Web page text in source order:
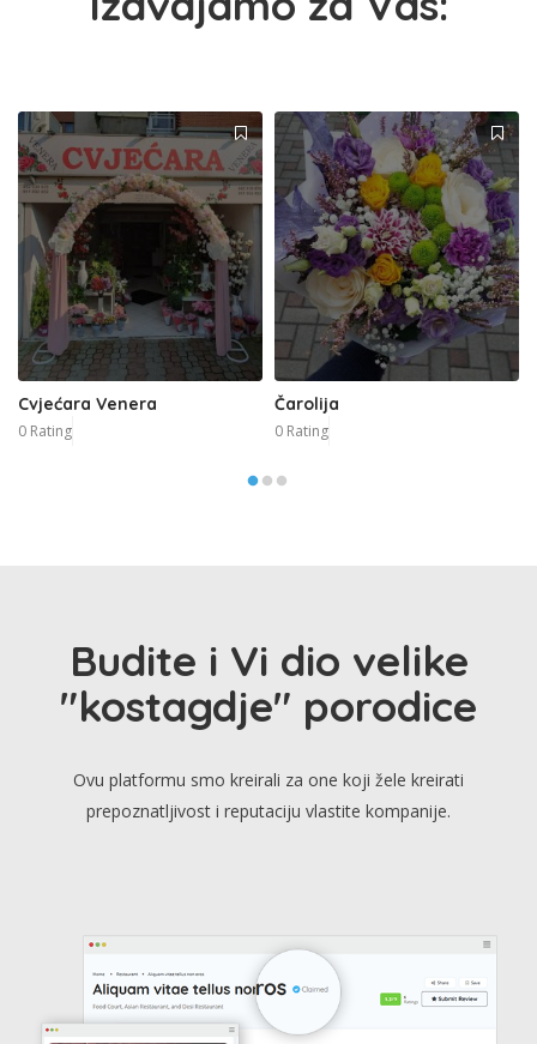
Cvjećara Venera
0 Rating
Čarolija
0 Rating
Budite i Vi dio velike
"kostagdje" porodice
Ovu platformu smo kreirali za one koji žele kreirati
prepoznatljivost i reputaciju vlastite kompanije.